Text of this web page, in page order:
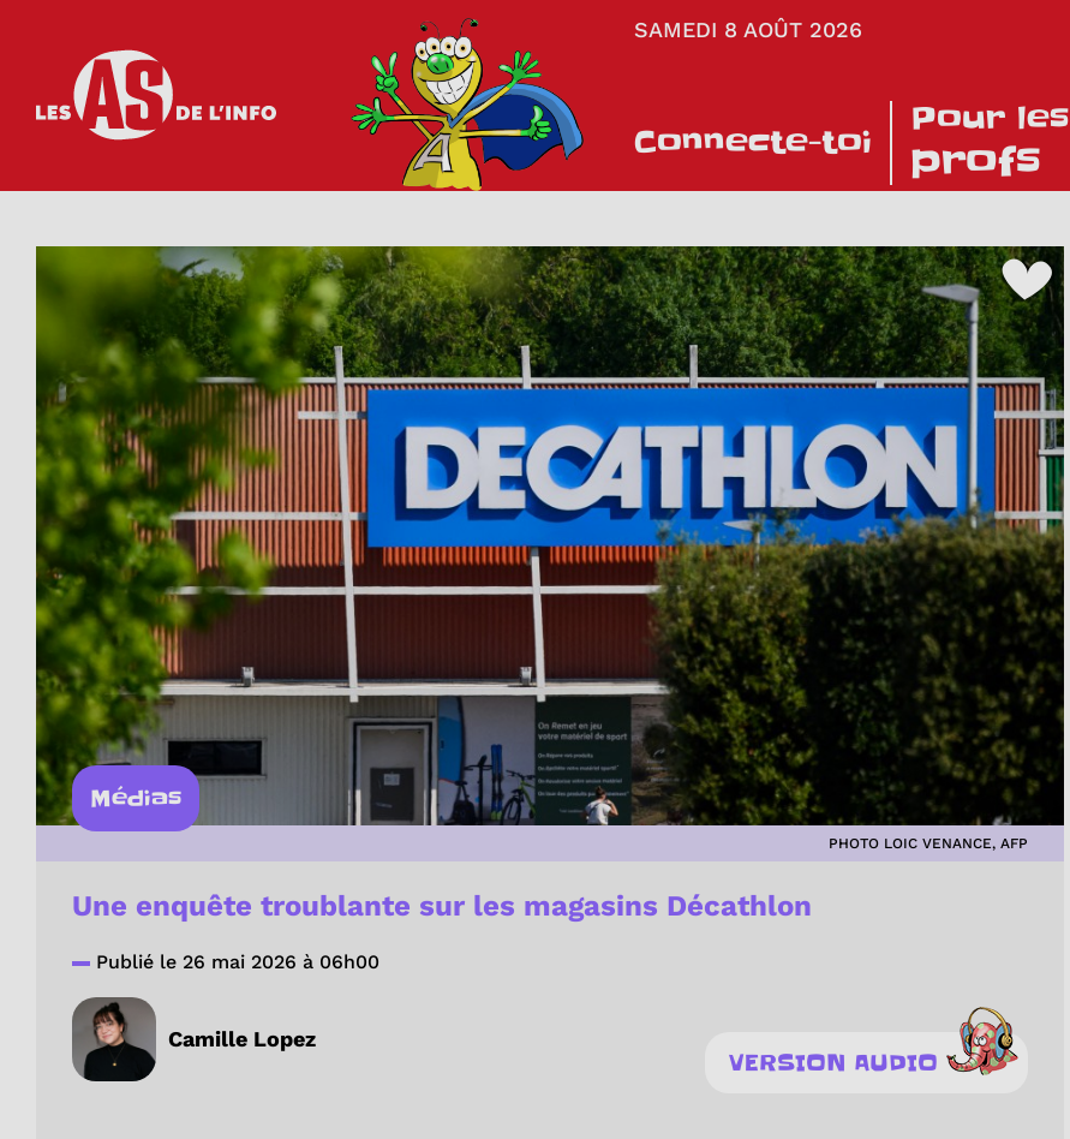
SAMEDI 8 AOÛT 2026
Connecte-toi
Pour les
profs
Médias
PHOTO LOIC VENANCE, AFP
Une enquête troublante sur les magasins Décathlon
Publié le 26 mai 2026 à 06h00
Camille Lopez
VERSION AUDIO